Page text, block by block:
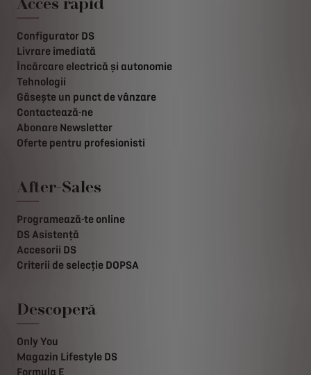
Configurator DS
Livrare imediată
Încărcare electrică și autonomie
Tehnologii
Găsește un punct de vânzare
Contactează-ne
Abonare Newsletter
Oferte pentru profesionisti
After-Sales
Programează-te online
DS Asistență
Accesorii DS
Criterii de selecție DOPSA
Descoperă
Only You
Magazin Lifestyle DS
Formula E